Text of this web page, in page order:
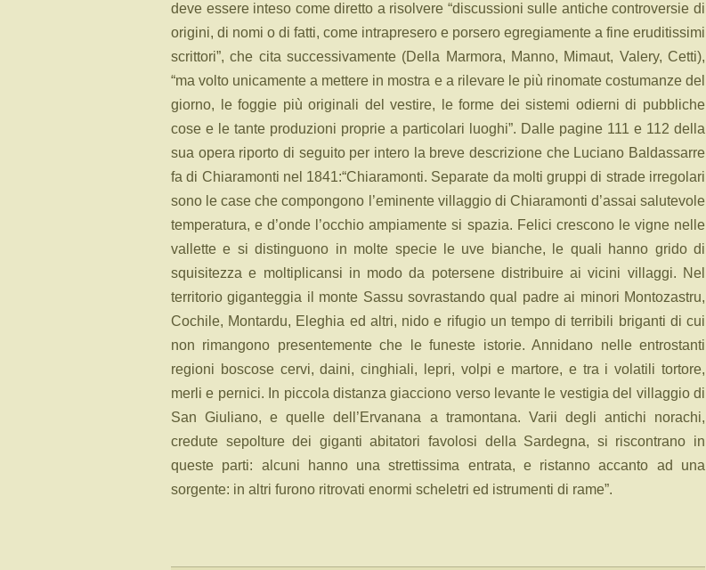
deve essere inteso come diretto a risolvere “discussioni sulle antiche controversie di
origini, di nomi o di fatti, come intrapresero e porsero egregiamente a fine eruditissimi
scrittori”, che cita successivamente (Della Marmora, Manno, Mimaut, Valery, Cetti),
“ma volto unicamente a mettere in mostra e a rilevare le più rinomate costumanze del
giorno, le foggie più originali del vestire, le forme dei sistemi odierni di pubbliche
cose e le tante produzioni proprie a particolari luoghi”. Dalle pagine 111 e 112 della
sua opera riporto di seguito per intero la breve descrizione che Luciano Baldassarre
fa di Chiaramonti nel 1841:“Chiaramonti. Separate da molti gruppi di strade irregolari
sono le case che compongono l’eminentevillaggio di Chiaramonti d’assai salutevole
temperatura, e d’onde l’occhio ampiamente si spazia. Felici crescono le vigne nelle
vallette e si distinguono in molte specie le uve bianche, le quali hanno grido di
squisitezza e moltiplicansi in modo da potersene distribuire ai vicini villaggi. Nel
territorio giganteggia il monte Sassu sovrastando qual padre ai minori Montozastru,
Cochile, Montardu, Eleghia ed altri, nido e rifugio un tempo di terribili briganti di cui
non rimangono presentemente che le funeste istorie. Annidano nelle entrostanti
regioni boscose cervi, daini, cinghiali, lepri, volpi e martore, e tra i volatili tortore,
merli e pernici. In piccola distanza giacciono verso levante le vestigia del villaggio di
San Giuliano, e quelle dell’Ervanana a tramontana. Varii degli antichi norachi,
credute sepolture dei giganti abitatori favolosi della Sardegna, si riscontrano in
queste parti: alcuni hanno una strettissima entrata, e ristanno accanto ad una
sorgente: in altri furono ritrovati enormi scheletri ed istrumenti di rame”.